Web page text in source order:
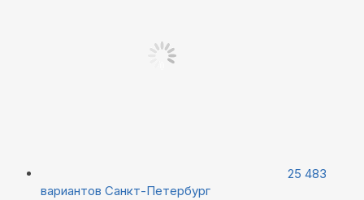
25 483
вариантов Санкт-Петербург